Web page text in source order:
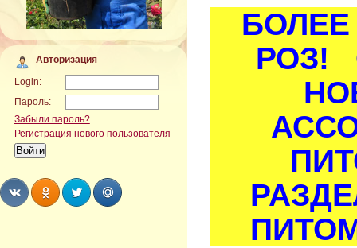
Авторизация
Login:
Пароль:
Забыли пароль?
Регистрация нового пользователя
БОЛЕЕ
РОЗ!